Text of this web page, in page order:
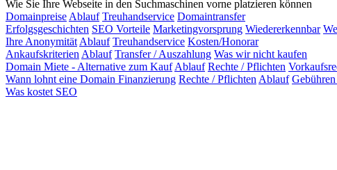
Wie Sie Ihre Webseite in den Suchmaschinen vorne platzieren können
Domainpreise Ablauf Treuhandservice Domaintransfer
Erfolgsgeschichten SEO Vorteile Marketingvorsprung Wiedererkennbar
Ihre Anonymität Ablauf Treuhandservice Kosten/Honorar
Ankaufskriterien Ablauf Transfer / Auszahlung Was wir nicht kaufen
Domain Miete - Alternative zum Kauf Ablauf Rechte / Pflichten
Wann lohnt eine Domain Finanzierung Rechte / Pflichten Ablauf
Was kostet SEO